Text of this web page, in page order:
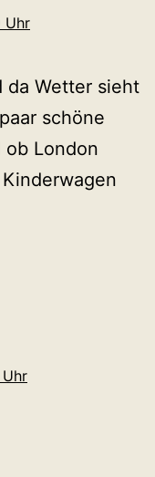
Uhr
da Wetter sieht
schöne
ob London